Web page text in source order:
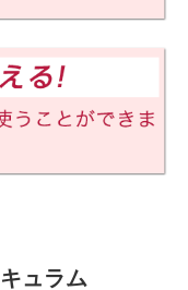
ュラム